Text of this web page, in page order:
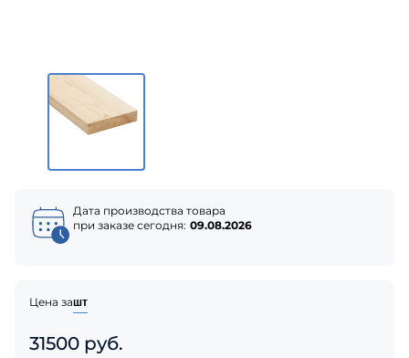
Дата производства товара
при заказе сегодня: 09.08.2026
Цена зашт
31500 руб.